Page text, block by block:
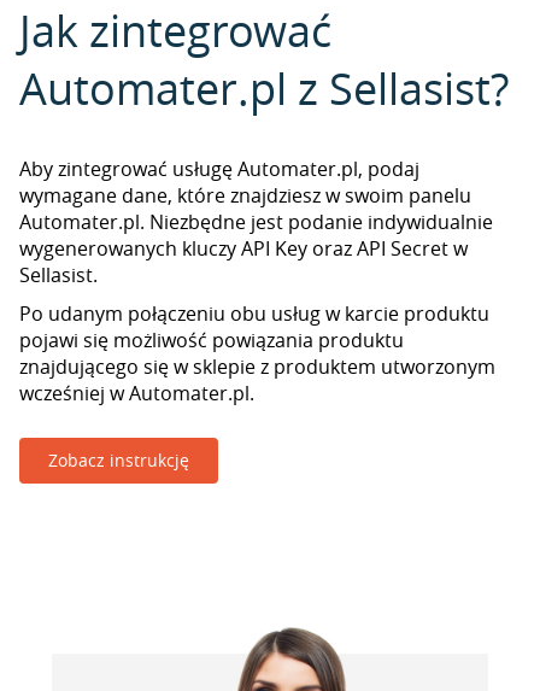
Jak zintegrować
Automater.pl z Sellasist?
Aby zintegrować usługę Automater.pl, podaj
wymagane dane, które znajdziesz w swoim panelu
Automater.pl. Niezbędne jest podanie indywidualnie
wygenerowanych kluczy API Key oraz API Secret w
Sellasist.
Po udanym połączeniu obu usług w karcie produktu
pojawi się możliwość powiązania produktu
znajdującego się w sklepie z produktem utworzonym
wcześniej w Automater.pl.
Zobacz instrukcję